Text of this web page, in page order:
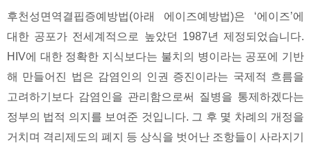
후천성면역결핍증예방법(아래 에이즈예방법)은 ‘에이즈’에
대한 공포가 전세계적으로 높았던 1987년 제정되었습니다.
HIV에 대한 정확한 지식보다는 불치의 병이라는 공포에 기반
해 만들어진 법은 감염인의 인권 증진이라는 국제적 흐름을
고려하기보다 감염인을 관리함으로써 질병을 통제하겠다는
정부의 법적 의지를 보여준 것입니다. 그 후 몇 차례의 개정을
거치며 격리제도의 폐지 등 상식을 벗어난 조항들이 사라지기